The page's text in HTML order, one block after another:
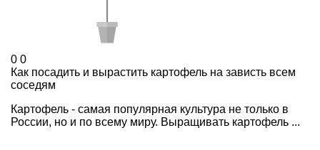
0 0
Как посадить и вырастить картофель на зависть всем
соседям
Картофель - самая популярная культура не только в
России, но и по всему миру. Выращивать картофель ...